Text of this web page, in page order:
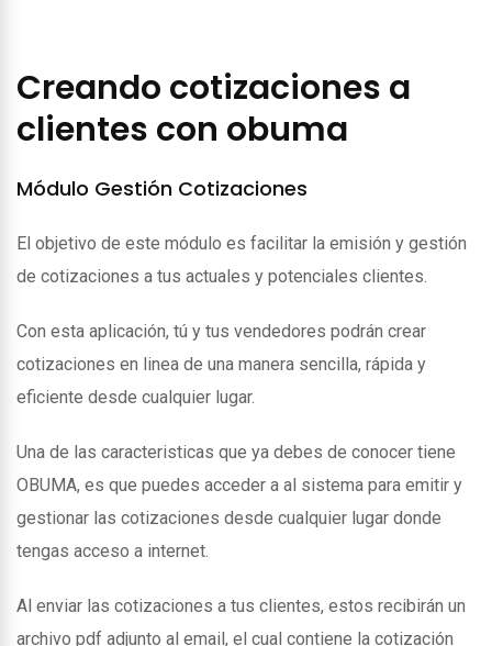
Creando cotizaciones a
clientes con obuma
Módulo Gestión Cotizaciones
El objetivo de este módulo es facilitar la emisión y gestión
de cotizaciones a tus actuales y potenciales clientes.
Con esta aplicación, tú y tus vendedores podrán crear
cotizaciones en linea de una manera sencilla, rápida y
eficiente desde cualquier lugar.
Una de las caracteristicas que ya debes de conocer tiene
OBUMA, es que puedes acceder a al sistema para emitir y
gestionar las cotizaciones desde cualquier lugar donde
tengas acceso a internet.
Al enviar las cotizaciones a tus clientes, estos recibirán un
archivo pdf adjunto al email, el cual contiene la cotización